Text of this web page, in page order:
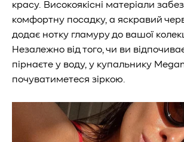
красу. Високоякісні матеріали
комфортну посадку, а яскравий
додає нотку гламуру до вашої
Незалежно від того, чи ви
пірнаєте у воду, у купальнику
почуватиметеся зіркою.